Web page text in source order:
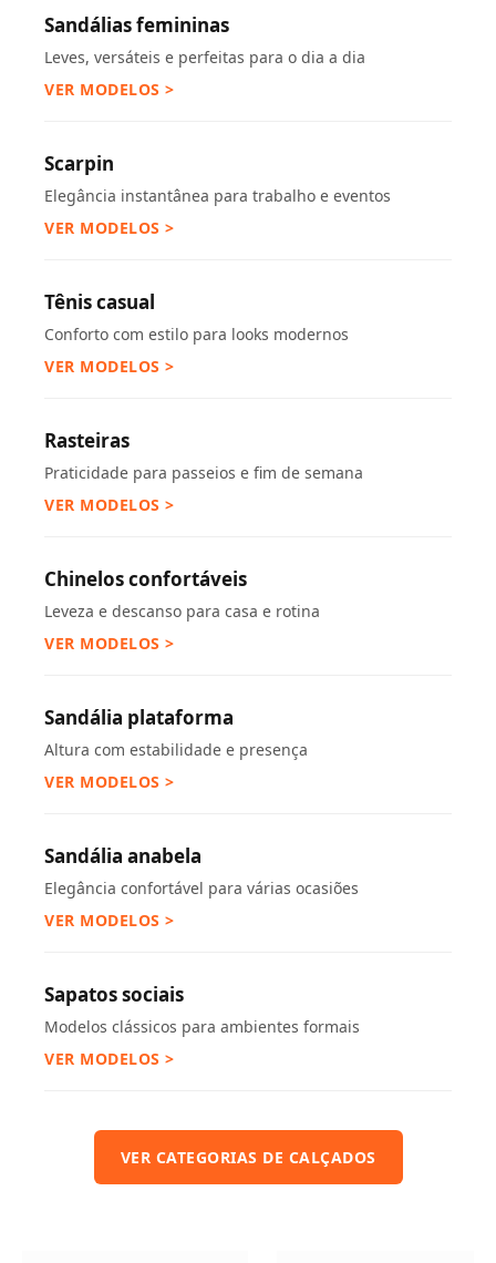
Sandálias femininas
Leves, versáteis e perfeitas para o dia a dia
VER MODELOS >
Scarpin
Elegância instantânea para trabalho e eventos
VER MODELOS >
Tênis casual
Conforto com estilo para looks modernos
VER MODELOS >
Rasteiras
Praticidade para passeios e fim de semana
VER MODELOS >
Chinelos confortáveis
Leveza e descanso para casa e rotina
VER MODELOS >
Sandália plataforma
Altura com estabilidade e presença
VER MODELOS >
Sandália anabela
Elegância confortável para várias ocasiões
VER MODELOS >
Sapatos sociais
Modelos clássicos para ambientes formais
VER MODELOS >
VER CATEGORIAS DE CALÇADOS